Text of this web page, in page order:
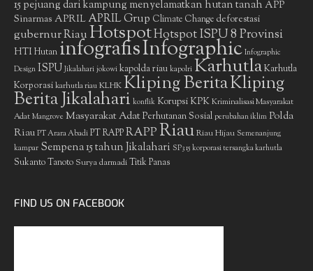
15 pejuang dari kampung menyelamatkan hutan tanah APP
Sinarmas APRIL APRIL Grup Climate Change deforestasi
gubernur RiauHotspotHotspot ISPU 8 Provinsi
HTIHutan infografisInfographic Infographic
Design ISPU Jikalahari jokowi kapolda riau kapolri KarhutlaKarhutla
Korporasikarhutla riauKLHKKliping BeritaKliping
Berita Jikalahari konflik Korupsi KPKKriminalisasi Masyarakat
Adat Mangrove Masyarakat AdatPerhutanan Sosial perubahan iklim Polda
Riau PT Arara Abadi PT RAPPRAPPRiauRiau Hijau Semenanjung
kampar Sempena 15 tahun Jikalahari SP3 15 korporasi tersangka karhutla
Sukanto Tanoto Surya darmadiTitik Panas
FIND US ON FACEBOOK